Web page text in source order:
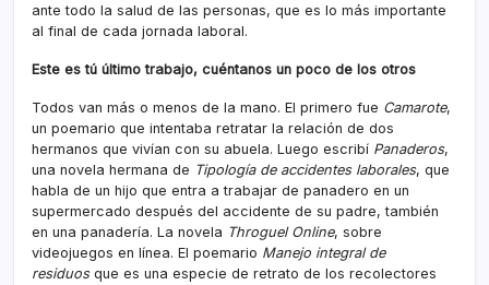
ante todo la salud de las personas, que es lo más importante
al final de cada jornada laboral.
Este es tú último trabajo, cuéntanos un poco de los otros
Todos van más o menos de la mano. El primero fue Camarote,
un poemario que intentaba retratar la relación de dos
hermanos que vivían con su abuela. Luego escribí Panaderos,
una novela hermana de Tipología de accidentes laborales, que
habla de un hijo que entra a trabajar de panadero en un
supermercado después del accidente de su padre, también
en una panadería. La novela Throguel Online, sobre
videojuegos en línea. El poemario Manejo integral de
residuos que es una especie de retrato de los recolectores